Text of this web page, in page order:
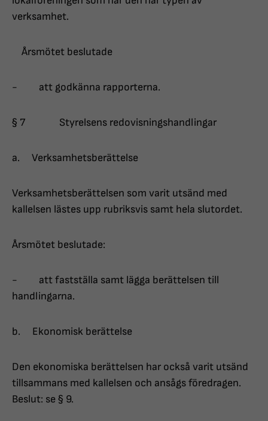
verksamhet.
Årsmötet beslutade
- att godkänna rapporterna.
§ 7 Styrelsens redovisningshandlingar
a. Verksamhetsberättelse
Verksamhetsberättelsen som varit utsänd med
kallelsen lästes upp rubriksvis samt hela slutordet.
Årsmötet beslutade:
- att fastställa samt lägga berättelsen till
handlingarna.
b. Ekonomisk berättelse
Den ekonomiska berättelsen har också varit utsänd
tillsammans med kallelsen och ansågs föredragen.
Beslut: se § 9.